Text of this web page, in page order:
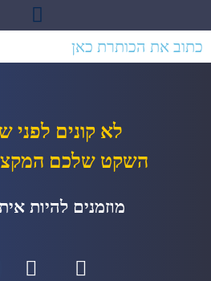
כתוב את הכותרת כאן
לא קונים לפני
השקט שלכם
מוזמנים להיות